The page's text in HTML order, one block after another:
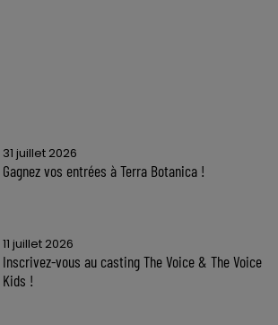
31 juillet 2026
Gagnez vos entrées à Terra Botanica !
11 juillet 2026
Inscrivez-vous au casting The Voice & The Voice
Kids !